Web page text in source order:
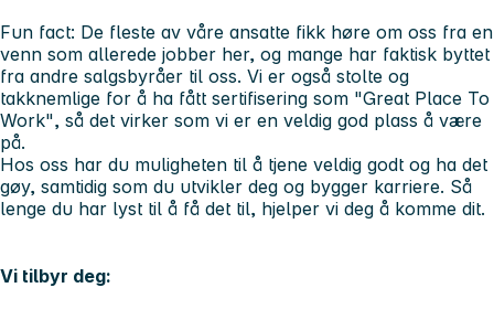
Fun fact: De fleste av våre ansatte fikk høre om oss fra en
venn som allerede jobber her, og mange har faktisk byttet
fra andre salgsbyråer til oss. Vi er også stolte og
takknemlige for å ha fått sertifisering som "Great Place To
Work", så det virker som vi er en veldig god plass å være
på.
Hos oss har du muligheten til å tjene veldig godt og ha det
gøy, samtidig som du utvikler deg og bygger karriere. Så
lenge du har lyst til å få det til, hjelper vi deg å komme dit.
Vi tilbyr deg: